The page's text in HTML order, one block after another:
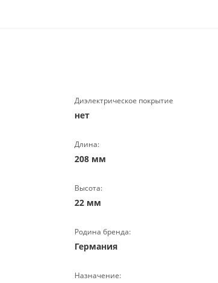
Диэлектрическое покрытие
нет
Длина:
208 мм
Высота:
22 мм
Родина бренда:
Германия
Назначение: